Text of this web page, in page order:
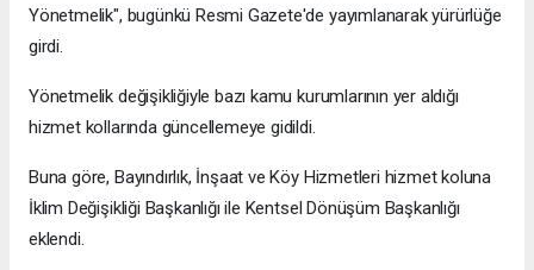
Yönetmelik", bugünkü Resmi Gazete'de yayımlanarak yürürlüğe
girdi.
Yönetmelik değişikliğiyle bazı kamu kurumlarının yer aldığı
hizmet kollarında güncellemeye gidildi.
Buna göre, Bayındırlık, İnşaat ve Köy Hizmetleri hizmet koluna
İklim Değişikliği Başkanlığı ile Kentsel Dönüşüm Başkanlığı
eklendi.